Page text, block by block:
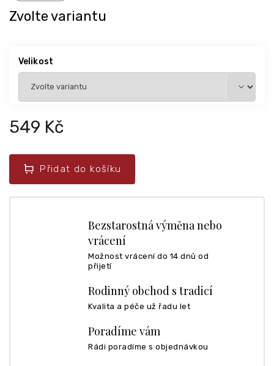
549 Kč
Zvolte variantu
Velikost
Přidat do košíku
Bezstarostná výměna nebo
vrácení
Možnost vrácení do 14 dnů od
přijetí
Rodinný obchod s tradicí
Kvalita a péče už řadu let
Poradíme vám
Rádi poradíme s objednávkou